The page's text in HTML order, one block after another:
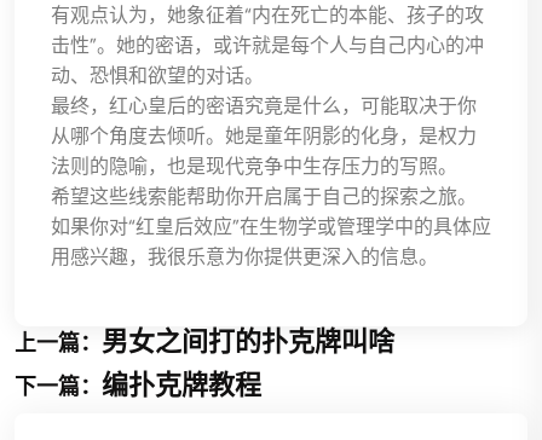
有观点认为，她象征着“内在死亡的本能、孩子的攻
击性”。她的密语，或许就是每个人与自己内心的冲
动、恐惧和欲望的对话。
最终，红心皇后的密语究竟是什么，可能取决于你
从哪个角度去倾听。她是童年阴影的化身，是权力
法则的隐喻，也是现代竞争中生存压力的写照。
希望这些线索能帮助你开启属于自己的探索之旅。
如果你对“红皇后效应”在生物学或管理学中的具体应
用感兴趣，我很乐意为你提供更深入的信息。
上一篇： 男女之间打的扑克牌叫啥
下一篇： 编扑克牌教程